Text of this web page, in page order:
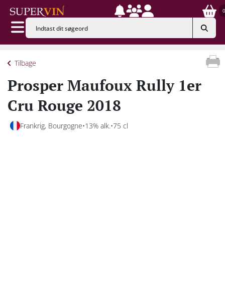
0
Tilbage
Prosper Maufoux Rully 1er
Cru Rouge 2018
Frankrig, Bourgogne 13% alk. 75 cl